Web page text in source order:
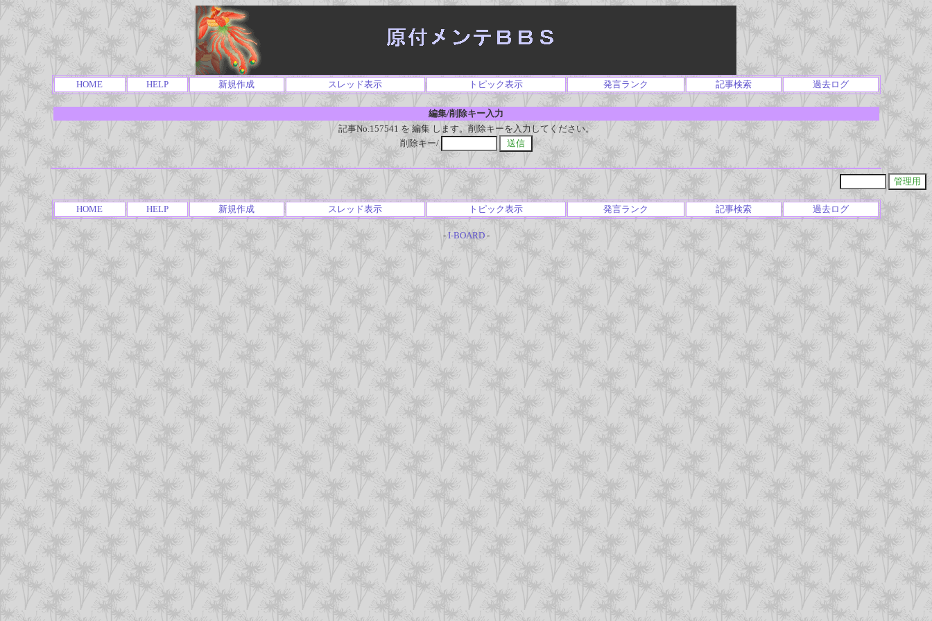
HOME HELP 新規作成 スレッド表示 トピック表示 発言ランク 記事検索 過去ログ
編集/削除キー入力
記事No.157541 を 編集 します。削除キーを入力してください。
削除キー/
HOME HELP 新規作成 スレッド表示 トピック表示 発言ランク 記事検索 過去ログ
- I-BOARD-